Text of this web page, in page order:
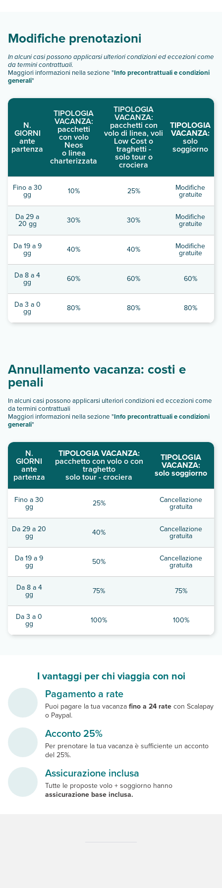
Modifiche prenotazioni
In alcuni casi possono applicarsi ulteriori condizioni ed eccezioni come
da termini contrattuali.
Maggiori informazioni nella sezione "Info precontrattuali e condizioni
generali"
N.
GIORNI
ante
partenza
TIPOLOGIA
VACANZA:
pacchetti
con volo
Neos
o linea
charterizzata
TIPOLOGIA
VACANZA:
pacchetti con
volo di linea, voli
Low Cost o
traghetti -
solo tour o
crociera
TIPOLOGIA
VACANZA:
solo
soggiorno
Fino a 30
gg 10% 25% Modifiche
gratuite
Da 29 a
20 gg 30% 30% Modifiche
gratuite
Da 19 a 9
gg 40% 40% Modifiche
gratuite
Da 8 a 4
gg 60% 60% 60%
Da 3 a 0
gg 80% 80% 80%
Annullamento vacanza: costi e
penali
In alcuni casi possono applicarsi ulteriori condizioni ed eccezioni come
da termini contrattuali
Maggiori informazioni nella sezione "Info precontrattuali e condizioni
generali"
N.
GIORNI
ante
partenza
TIPOLOGIA VACANZA:
pacchetto con volo o con
traghetto
solo tour - crociera
TIPOLOGIA
VACANZA:
solo soggiorno
Fino a 30
gg 25% Cancellazione
gratuita
Da 29 a 20
gg 40% Cancellazione
gratuita
Da 19 a 9
gg 50% Cancellazione
gratuita
Da 8 a 4
gg 75% 75%
Da 3 a 0
gg 100% 100%
I vantaggi per chi viaggia con noi
Pagamento a rate
Puoi pagare la tua vacanzafino a 24 ratecon Scalapay
o Paypal.
Acconto 25%
Per prenotare la tua vacanza è sufficiente un acconto
del 25%.
Assicurazione inclusa
Tutte le proposte volo + soggiorno hanno
assicurazione base inclusa.